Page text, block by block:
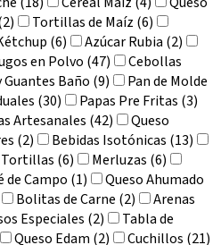
Tortillas de Maíz (6)
(6)
Azúcar Rubia (2)
en Polvo (47)
Cebollas
Guantes Baño (9)
Pan de Molde
(30)
Papas Pre Fritas (3)
Artesanales (42)
Queso
(2)
Bebidas Isotónicas (13)
Tortillas (6)
Merluzas (6)
de Campo (1)
Queso Ahumado
Bolitas de Carne (2)
Arenas
Especiales (2)
Tabla de
Queso Edam (2)
Cuchillos (21)